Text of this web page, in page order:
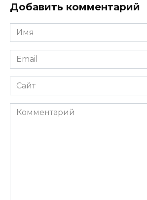
Добавить комментарий
Имя
*
Email
*
Сайт
Комментарий